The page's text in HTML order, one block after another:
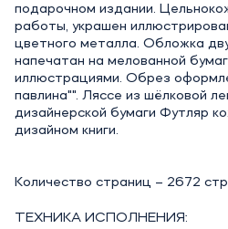
подарочном издании.
работы, украшен
цветного металла. Обложка
напечатан на мелованной
иллюстрациями. Обрез
павлина"". Ляссе из шёлковой
дизайнерской бумаги Футляр
дизайном книги.
Количество страниц – 2672
ТЕХНИКА ИСПОЛНЕНИЯ: